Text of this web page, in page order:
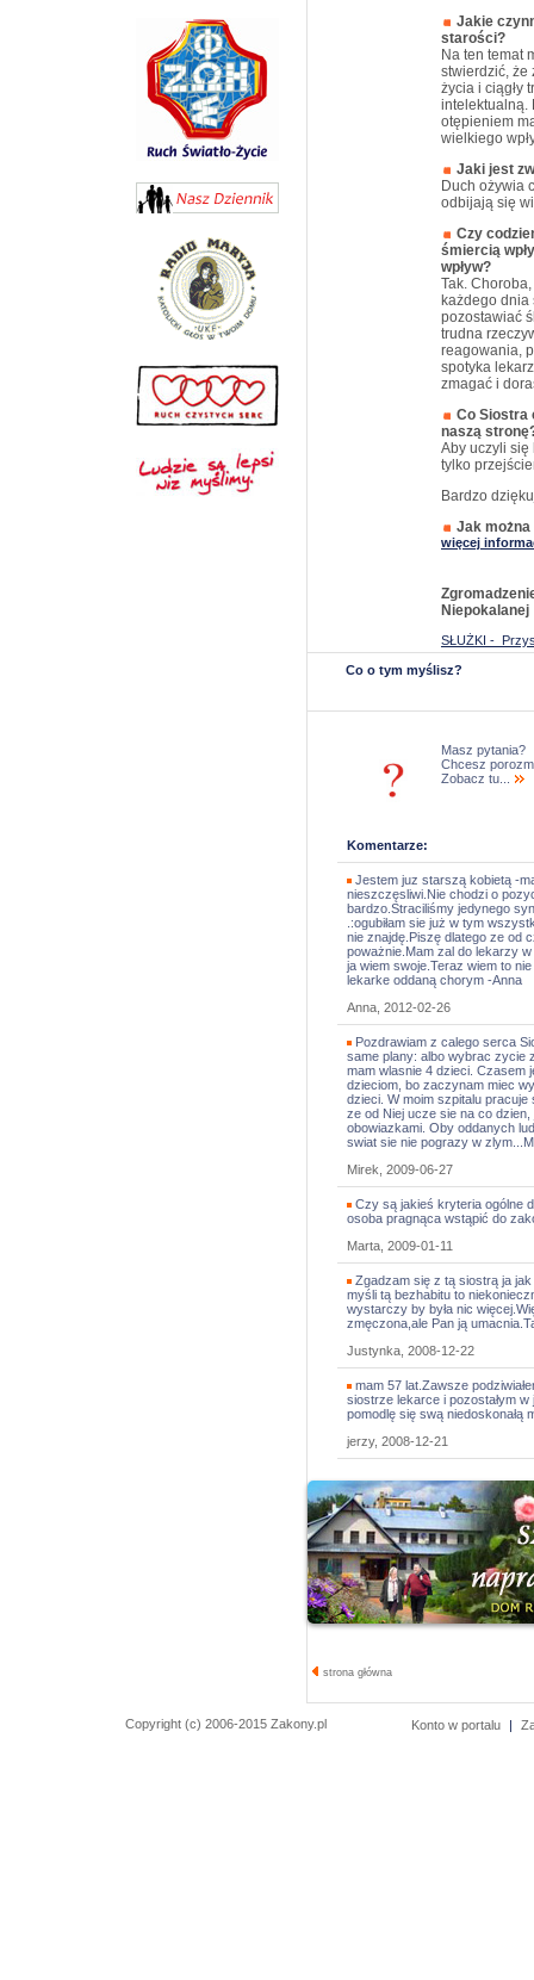
Jakie
starości?
Na ten temat
stwierdzić, że
życia i ciągły
intelektualną.
otępieniem
wielkiego
Jaki jest
Duch ożywia
odbijają się
Czy
śmiercią
wpływ?
Tak.
każdego
pozostawiać
trudna
reagowania,
spotyka
zmagać i
Co Siostra
naszą
Aby uczyli się
tylko
Bardzo
Jak można
więcej
SŁUŻKI -
Co o tym myślisz?
Masz pytania?
Chcesz
Zobacz tu...
Komentarze:
Jestem juz starszą kobietą -
nieszczęsliwi.Nie chodzi o
bardzo.Straciliśmy jedynego
.:ogubiłam sie już w tym
nie znajdę.Piszę dlatego ze od
poważnie.Mam zal do lekarzy
ja wiem swoje.Teraz wiem to
lekarke oddaną chorym -Anna
Anna, 2012-02-26
Pozdrawiam z calego serca
same plany: albo wybrac zycie
mam wlasnie 4 dzieci. Czasem
dzieciom, bo zaczynam miec
dzieci. W moim szpitalu
ze od Niej ucze sie na co
obowiazkami. Oby oddanych
swiat sie nie pograzy w
Mirek, 2009-06-27
Czy są jakieś kryteria ogólne
osoba pragnąca wstąpić do
Marta, 2009-01-11
Zgadzam się z tą siostrą ja
myśli tą bezhabitu to
wystarczy by była nic
zmęczona,ale Pan ją
Justynka, 2008-12-22
mam 57 lat.Zawsze
siostrze lekarce i pozostałym w
pomodlę się swą niedoskonałą
jerzy, 2008-12-21
strona główna
Copyright (c) 2006-2015 Zakony.pl Konto w portalu |